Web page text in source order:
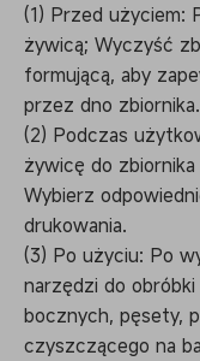
(1) Przed użyciem:
żywicą; Wyczyść
formującą, aby
przez dno zbiornika.
(2) Podczas
żywicę do
Wybierz
drukowania.
(3) Po użyciu: Po
narzędzi do
bocznych, pęsety,
czyszczącego na